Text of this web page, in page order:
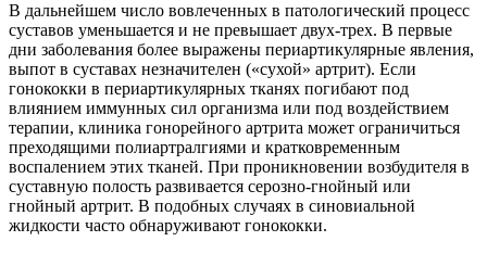
В дальнейшем число вовлеченных в патологический процесс
суставов уменьшается и не превышает двух-трех. В первые
дни заболевания более выражены периартикулярные явления,
выпот в суставах незначителен («сухой» артрит). Если
гонококки в периартикулярных тканях погибают под
влиянием иммунных сил организма или под воздействием
терапии, клиника гонорейного артрита может ограничиться
преходящими полиартралгиями и кратковременным
воспалением этих тканей. При проникновении возбудителя в
суставную полость развивается серозно-гнойный или
гнойный артрит. В подобных случаях в синовиальной
жидкости часто обнаруживают гонококки.